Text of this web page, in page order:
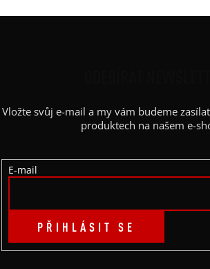
A
Í
Vložte svůj e-mail a my vám budeme
produktech na našem e-
E-mail
PŘIHLÁSIT SE